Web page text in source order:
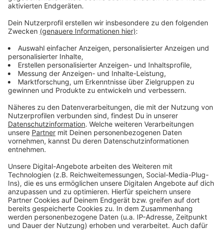
Wir verwenden einen Service eines
Drittanbieters, um Videoinhalte
einzubetten. Dieser Service kann
Daten zu Ihren Aktivitäten
sammeln. Bitte lesen Sie die
Details durch und stimmen Sie der
Nutzung des Service zu, um dieses
Video anzusehen.
Mehr Informationen
Akzeptieren
Management Platform
The Weeknd - Take My Breath (Official Music Video)
Anzeige
Anzeige